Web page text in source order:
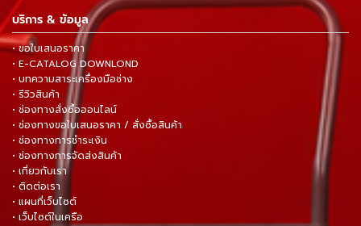
บริการ & ข้อมูล
• ขอใบเสนอราคา
• E-CATALOG DOWNLOND
• บทความสาระเครื่องมือช่าง
• รีวิวสินค้า
• ช่องทางสั่งซื้อออนไลน์
• ช่องทางขอใบเสนอราคา / สั่งซื้อสินค้า
• ช่องทางการชำระเงิน
• ช่องทางการจัดส่งสินค้า
• เกี่ยวกับเรา
• ติดต่อเรา
• แผนที่เว็บไซต์
• เว็บไซต์ในเครือ